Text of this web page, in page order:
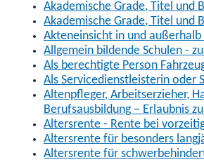
Akademische Grade, Titel und
Akademische Grade, Titel und
Akteneinsicht in und
Allgemein bildende Schulen -
Als berechtigte Person
Als Servicedienstleisterin oder
Altenpfleger, Arbeitserzieher,
Berufsausbildung – Erlaubnis
Altersrente - Rente bei
Altersrente für besonders
Altersrente für